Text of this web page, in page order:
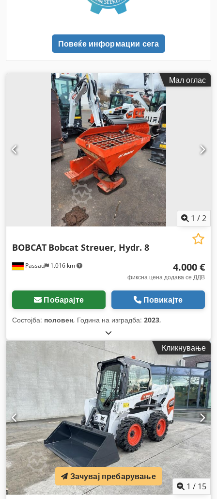
Повеќе информации сега
Мал оглас
1 /2
Passau 1.016 km
BOBCAT Bobcat Streuer, Hydr. 8
4.000 €
фиксна цена додава се ДДВ
Побарајте Повикајте
Состојба: половен, Година на изградба: 2023,
Кликнување
1 / 15
Зачувај пребарување